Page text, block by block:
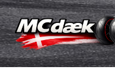
Spring
til
navigation
Spring
til
indhold
Dæk